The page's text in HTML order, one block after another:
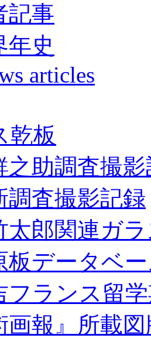
記事
年史
articles
乾板
之助調査撮
調査撮影記録
太郎関連ガ
板データベ
フランス留
画報』所載